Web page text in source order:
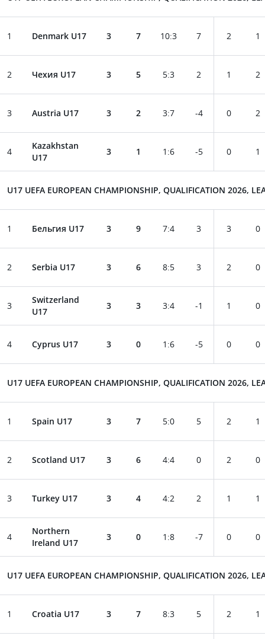
1 Denmark U17 3 7 10:3 7 2 1
2 Чехия U17 3 5 5:3 2 1 2
3 Austria U17 3 2 3:7 -4 0 2
4
Kazakhstan
U17
3 1 1 :6 -5 0 1
U17 UEFA EUROPEAN CHAMPIONSHIP, QUALIFICATION 2026,
1 Бельгия U17 3 9 7:4 3 3 0
2 Serbia U17 3 6 8:5 3 2 0
3
Switzerland
U17
3 3 3:4 -1 1 0
4 Cyprus U17 3 0 1 :6 -5 0 0
U17 UEFA EUROPEAN CHAMPIONSHIP, QUALIFICATION 2026,
1 Spain U17 3 7 5:0 5 2 1
2 Scotland U17 3 6 4:4 0 2 0
3 Turkey U17 3 4 4:2 2 1 1
4
Northern
Ireland U17
3 0 1 :8 -7 0 0
U17 UEFA EUROPEAN CHAMPIONSHIP, QUALIFICATION 2026,
1 Croatia U17 3 7 8:3 5 2 1